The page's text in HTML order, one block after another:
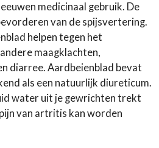
medicinaal gebruik. De
van de spijsvertering.
helpen tegen het
maagklachten,
diarree. Aardbeienblad bevat
als een natuurlijk diureticum.
water uit je gewrichten trekt
van artritis kan worden